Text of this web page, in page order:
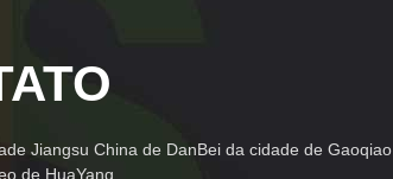
Jiangsu China de DanBei da cidade de Gaoqiao
de HuaYang.